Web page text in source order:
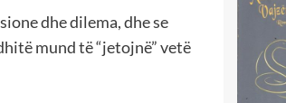
dhe dilema, dhe se
mund të “jetojnë” vetë